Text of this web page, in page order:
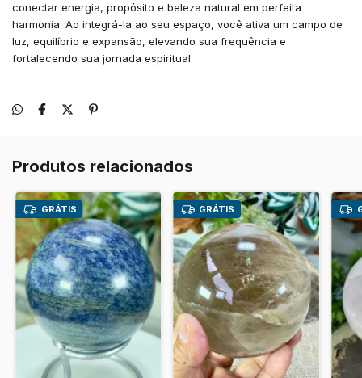
conectar energia, propósito e beleza natural em perfeita
harmonia. Ao integrá-la ao seu espaço, você ativa um campo de
luz, equilíbrio e expansão, elevando sua frequência e
fortalecendo sua jornada espiritual.
Produtos relacionados
GRÁTIS GRÁTIS